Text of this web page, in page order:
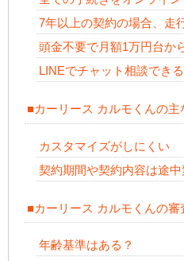
7年以上の契約の場合、走
頭金不要で月額1万円台か
LINEでチャット相談できる
■カーリース カルモくんの主
カスタマイズがしにくい
契約期間や契約内容は途
■カーリース カルモくんの審
年齢基準はある？